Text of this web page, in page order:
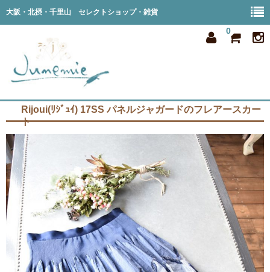
大阪・北摂・千里山 セレクトショップ・雑貨
0
home
all item
member
order
privacy
shop info
blog
Rijoui(ﾘｼﾞｭｲ) 17SS パネルジャガードのフレアースカー
ト